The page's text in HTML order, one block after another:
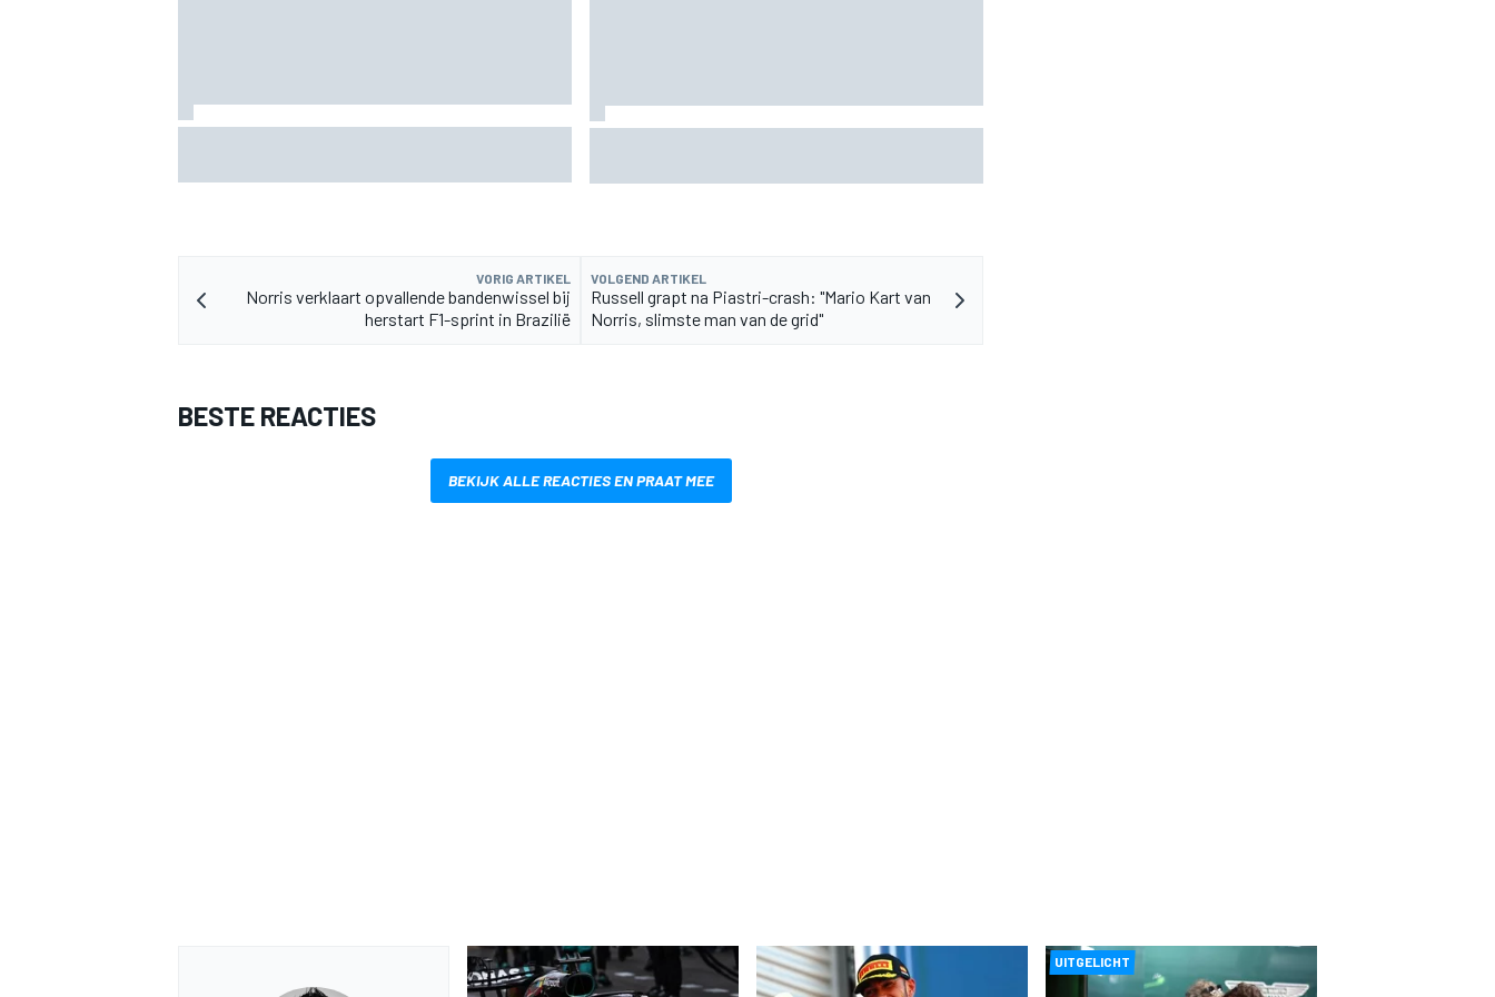
VORIG ARTIKEL
Norris verklaart opvallende bandenwissel bij
herstart F1-sprint in Brazilië
VOLGEND ARTIKEL
Russell grapt na Piastri-crash: "Mario Kart van
Norris, slimste man van de grid"
BESTE REACTIES
BEKIJK ALLE REACTIES EN PRAAT MEE
UITGELICHT